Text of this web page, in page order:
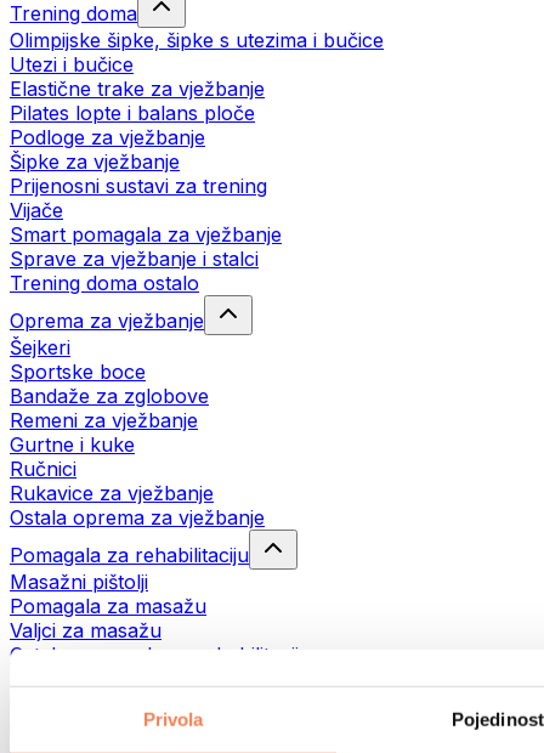
Privola
Trening doma
Olimpijske šipke, šipke s utezima i bučice
Utezi i bučice
Elastične trake za vježbanje
Pilates lopte i balans ploče
Podloge za vježbanje
Šipke za vježbanje
Prijenosni sustavi za trening
Vijače
Smart pomagala za vježbanje
Sprave za vježbanje i stalci
Trening doma ostalo
Oprema za vježbanje
Šejkeri
Sportske boce
Bandaže za zglobove
Remeni za vježbanje
Gurtne i kuke
Ručnici
Rukavice za vježbanje
Ostala oprema za vježbanje
Pomagala za rehabilitaciju
Masažni pištolji
Pomagala za masažu
Valjci za masažu
Ostala pomagala za rehabilitaciju
Torbe i ruksaci
Torbe za hranu i dodaci